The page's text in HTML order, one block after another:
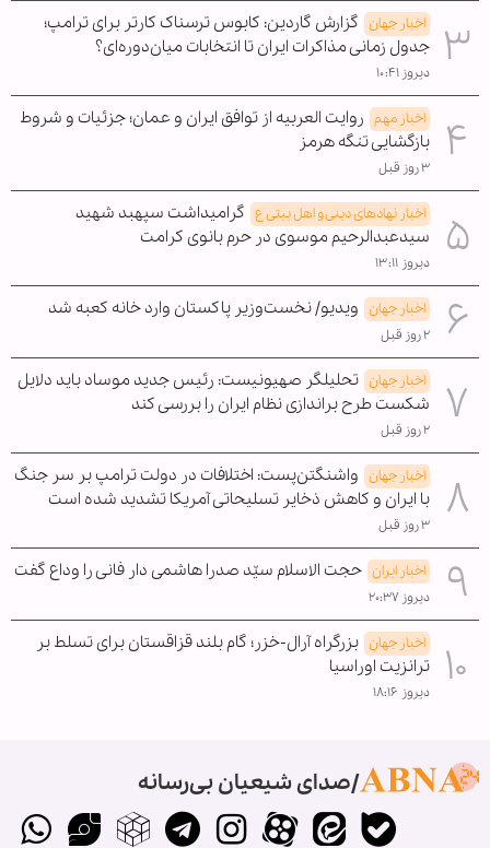
اخبار جهان گزارش گاردین: کابوس ترسناک کارتر برای ترامپ؛
جدول زمانی مذاکرات ایران تا انتخابات میان‌دوره‌ای؟
دیروز ۱۰:۴۱
اخبار مهم روایت العربیه از توافق ایران و عمان؛ جزئیات و شروط
بازگشایی تنگه هرمز
۳ روز قبل
اخبار نهادهای دینی و اهل بیتی ع گرامیداشت سپهبد شهید
سیدعبدالرحیم موسوی در حرم بانوی کرامت
دیروز ۱۳:۱۱
اخبار جهان ویدیو/ نخست‌وزیر پاکستان وارد خانه کعبه شد
۲ روز قبل
اخبار جهان تحلیلگر صهیونیست: رئیس جدید موساد باید دلایل
شکست طرح براندازی نظام ایران را بررسی کند
۲ روز قبل
اخبار جهان واشنگتن‌پست: اختلافات در دولت ترامپ بر سر جنگ
با ایران و کاهش ذخایر تسلیحاتی آمریکا تشدید شده است
۳ روز قبل
اخبار ایران حجت الاسلام سیّد صدرا هاشمی دار فانی را وداع گفت
دیروز ۲۰:۳۷
اخبار جهان بزرگراه آرال-خزر؛ گام بلند قزاقستان برای تسلط بر
ترانزیت اوراسیا
دیروز ۱۸:۱۶
صدای شیعیان بی‌رسانه